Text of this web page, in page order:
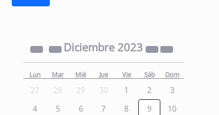
Diciembre 2023
Lun Mar Mié Jue Vie Sáb Dom
27 28 29 30 1 2
3
4
5 6 7 8 9
10